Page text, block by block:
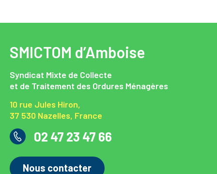
SMICTOM d’Amboise
Syndicat Mixte de Collecte
et de Traitement des Ordures Ménagères
10 rue Jules Hiron,
37 530 Nazelles, France
02 47 23 47 66
Nous contacter